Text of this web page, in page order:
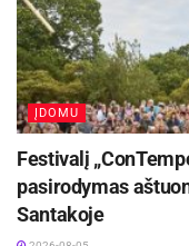
ĮDOMU
Festivalį
pasirodymas
Santakoje